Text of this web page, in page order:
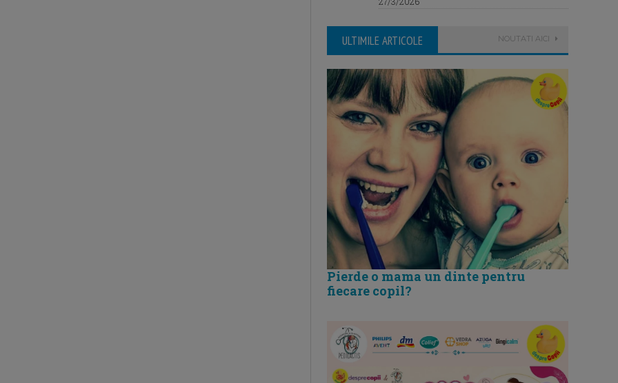
ULTIMILE ARTICOLE NOUTATI AICI
Pierde o mama un dinte pentru
fiecare copil?